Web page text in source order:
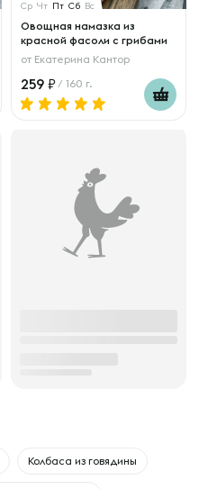
Ср Чт Пт Сб Вс
Овощная намазка из
красной фасоли с грибами
от Екатерина Кантор
259 / 160 г.
Колбаса из говядины